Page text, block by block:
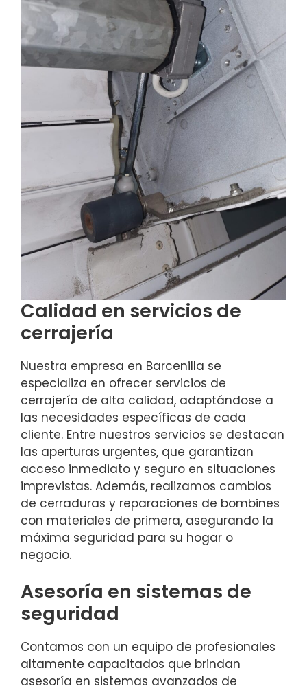
Calidad en servicios de
cerrajería
Nuestra empresa en Barcenilla se
especializa en ofrecer servicios de
cerrajería de alta calidad, adaptándose a
las necesidades específicas de cada
cliente. Entre nuestros servicios se destacan
las aperturas urgentes, que garantizan
acceso inmediato y seguro en situaciones
imprevistas. Además, realizamos cambios
de cerraduras y reparaciones de bombines
con materiales de primera, asegurando la
máxima seguridad para su hogar o
negocio.
Asesoría en sistemas de
seguridad
Contamos con un equipo de profesionales
altamente capacitados que brindan
asesoría en sistemas avanzados de